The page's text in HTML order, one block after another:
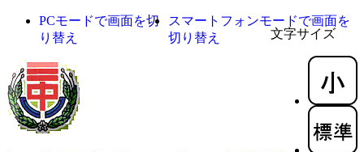
文字サイズ
PCモードで画面を切
り替え
スマートフォンモードで画面を
切り替え